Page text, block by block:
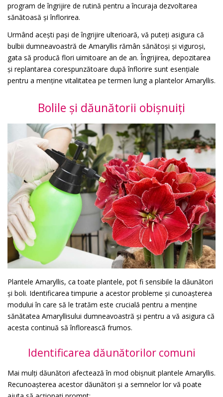
program de îngrijire de rutină pentru a încuraja dezvoltarea
sănătoasă și înflorirea.
Urmând acești pași de îngrijire ulterioară, vă puteți asigura că
bulbii dumneavoastră de Amaryllis rămân sănătoși și viguroși,
gata să producă flori uimitoare an de an. Îngrijirea, depozitarea
și replantarea corespunzătoare după înflorire sunt esențiale
pentru a menține vitalitatea pe termen lung a plantelor Amaryllis.
Bolile și dăunătorii obișnuiți
Plantele Amaryllis, ca toate plantele, pot fi sensibile la dăunători
și boli. Identificarea timpurie a acestor probleme și cunoașterea
modului în care să le tratăm este crucială pentru a menține
sănătatea Amaryllisului dumneavoastră și pentru a vă asigura că
acesta continuă să înflorească frumos.
Identificarea dăunătorilor comuni
Mai mulți dăunători afectează în mod obișnuit plantele Amaryllis.
Recunoașterea acestor dăunători și a semnelor lor vă poate